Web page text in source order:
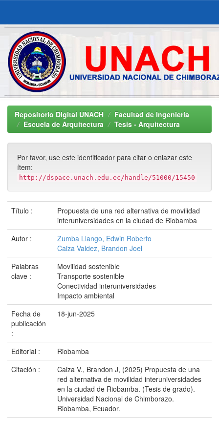
Skip
navigationRepositorio Digital UNACH
Facultad de Ingeniería
Escuela de Arquitectura
Tesis - Arquitectura
Por favor, use este identificador para citar o enlazar este
ítem:
http://dspace.unach.edu.ec/handle/51000/15450
Título :
Propuesta de una red alternativa de movilidad
interuniversidades en la ciudad de Riobamba
Autor :
Zumba Llango, Edwin Roberto
Caiza Valdez, Brandon Joel
Palabras
clave :
Movilidad sostenible
Transporte sostenible
Conectividad interuniversidades
Impacto ambiental
Fecha de
publicación
:
18-jun-2025
Editorial :
Riobamba
Citación :
Caiza V., Brandon J, (2025) Propuesta de una
red alternativa de movilidad interuniversidades
en la ciudad de Riobamba. (Tesis de grado).
Universidad Nacional de Chimborazo.
Riobamba, Ecuador.